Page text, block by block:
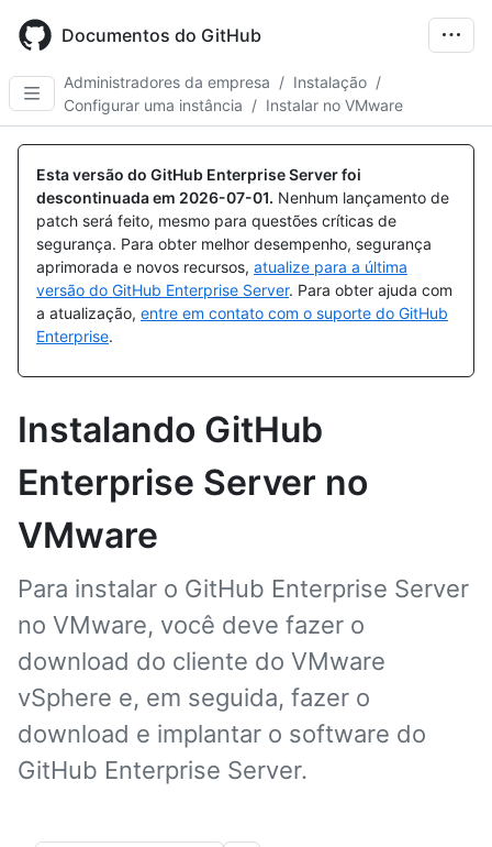
main
content
Documentos do GitHub
Administradores da empresa / Instalação /
Configurar uma instância / Instalar no VMware
Esta versão do GitHub Enterprise Server foi
descontinuada em 2026-07-01. Nenhum lançamento de
patch será feito, mesmo para questões críticas de
segurança. Para obter melhor desempenho, segurança
aprimorada e novos recursos, atualize para a última
versão do GitHub Enterprise Server. Para obter ajuda com
a atualização, entre em contato com o suporte do GitHub
Enterprise.
Instalando GitHub
Enterprise Server no
VMware
Para instalar o GitHub Enterprise Server
no VMware, você deve fazer o
download do cliente do VMware
vSphere e, em seguida, fazer o
download e implantar o software do
GitHub Enterprise Server.